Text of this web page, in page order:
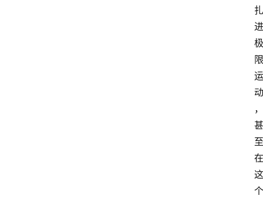
扎
进
极
限
运
动
，
甚
至
在
这
个